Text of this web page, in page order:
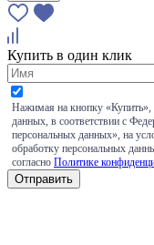
Купить в один клик
Нажимая на кнопку «Купить»,
данных, в соответствии с
персональных данных», на
обработку персональных
согласно Политике